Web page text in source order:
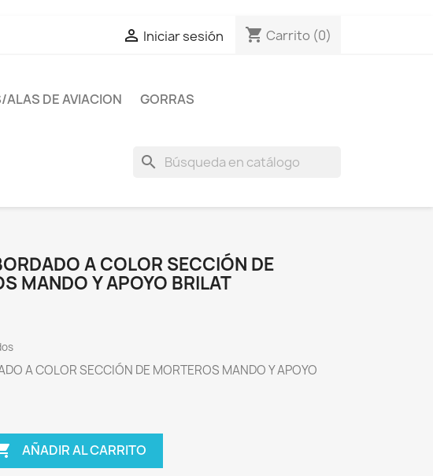
 Iniciar sesión shopping_cart Carrito (0)
ALAS DE AVIACION
GORRAS
search
A COLOR SECCIÓN DE
MANDO Y APOYO BRILAT
A COLOR SECCIÓN DE MORTEROS MANDO Y APOYO
AÑADIR AL CARRITO